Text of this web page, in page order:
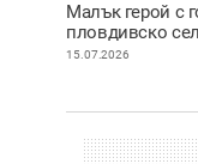
Малък герой с
пловдивско
карта и веднага
15.07.2026